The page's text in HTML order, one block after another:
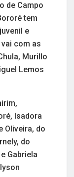
de Campo
tem
e
com as
Murillo
Lemos
Isadora
Oliveira, do
do
Gabriela